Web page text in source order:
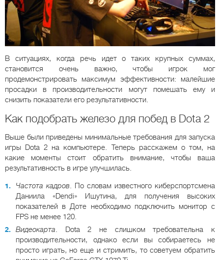
В ситуациях, когда речь идет о таких крупных суммах,
становится очень важно, чтобы игрок мог
продемонстрировать максимум эффективности: малейшие
просадки в производительности могут помешать ему и
снизить показатели его результативности.
Как подобрать железо для побед в Dota 2
Выше были приведены минимальные требования для запуска
игры Dota 2 на компьютере. Теперь расскажем о том, на
какие моменты стоит обратить внимание, чтобы ваша
результативность в игре улучшилась.
Частота кадров. По словам известного киберспортсмена
Даниила «Dendi» Ишутина, для получения высоких
показателей в Доте необходимо подключить монитор с
FPS не менее 120.
Видеокарта. Dota 2 не слишком требовательна к
производительности, однако если вы собираетесь не
просто играть, но еще и стримить, то советуем обратить